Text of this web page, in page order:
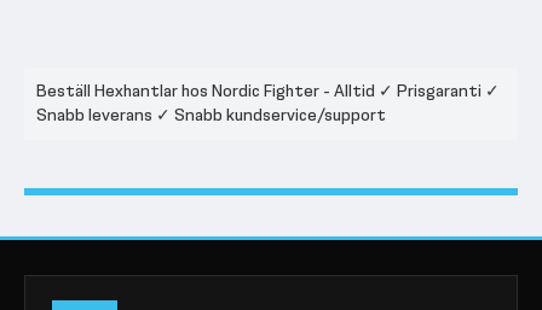
Beställ Hexhantlar hos Nordic Fighter - Alltid ✓ Prisgaranti ✓
Snabb leverans ✓ Snabb kundservice/support